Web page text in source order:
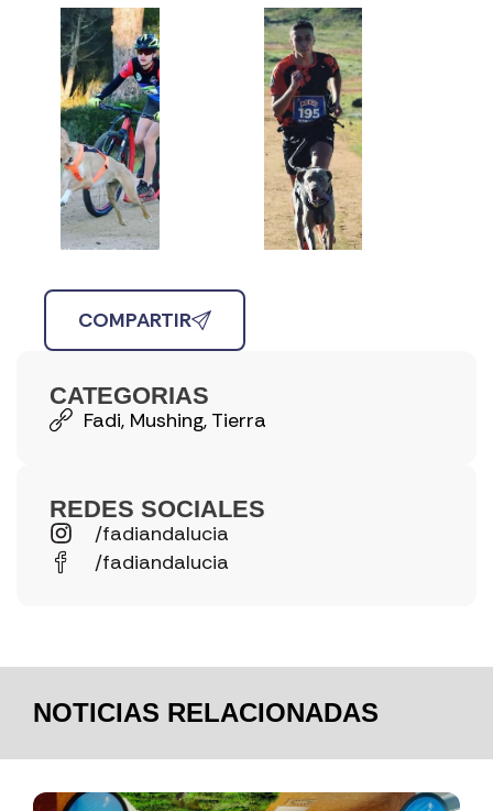
COMPARTIR
CATEGORIAS
Fadi, Mushing, Tierra
REDES SOCIALES
/fadiandalucia
/fadiandalucia
NOTICIAS RELACIONADAS